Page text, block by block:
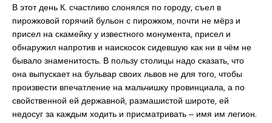
В этот день К. счастливо слонялся по городу, съел в
пирожковой горячий бульон с пирожком, почти не мёрз и
присел на скамейку у известного монумента, присел и
обнаружил напротив и наискосок сидевшую как ни в чём не
бывало знаменитость. В пользу столицы надо сказать, что
она выпускает на бульвар своих львов не для того, чтобы
произвести впечатление на мальчишку провинциала, а по
свойственной ей державной, размашистой широте, ей
недосуг за каждым ходить и присматривать ‒ имя им легион.